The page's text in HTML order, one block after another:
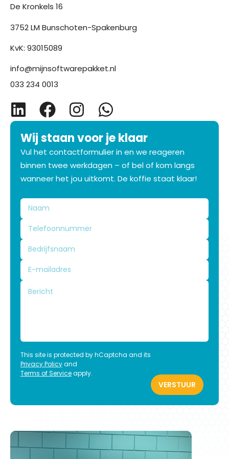
De Kronkels 16
3752 LM Bunschoten-Spakenburg
KvK: 93015089
info@mijnsoftwarepakket.nl
033 234 0013
Wij staan voor je klaar
Vul het contactformulier in en we reageren
binnen twee werkdagen – of bel of kom langs
wanneer het jou uitkomt. De koffie staat klaar!
This site is protected by hCaptcha and its
Privacy Policyand
Terms of Serviceapply.